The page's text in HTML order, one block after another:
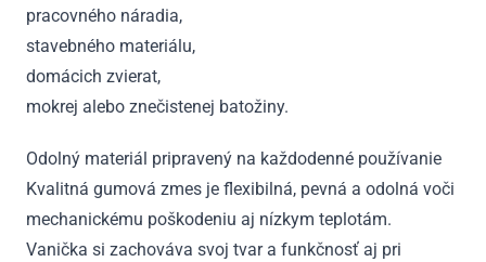
pracovného náradia,
stavebného materiálu,
domácich zvierat,
mokrej alebo znečistenej batožiny.
Odolný materiál pripravený na každodenné používanie
Kvalitná gumová zmes je flexibilná, pevná a odolná voči
mechanickému poškodeniu aj nízkym teplotám.
Vanička si zachováva svoj tvar a funkčnosť aj pri